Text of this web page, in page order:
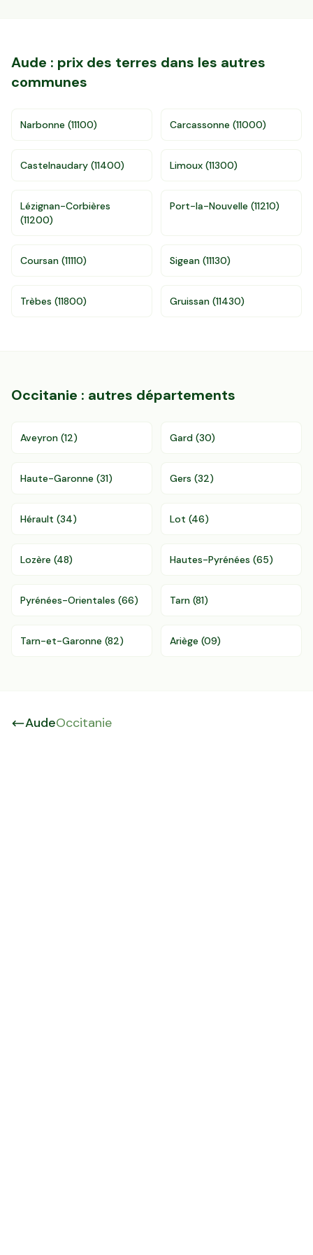
Aude : prix des terres dans les autres
communes
Narbonne (11100) Carcassonne (11000)
Castelnaudary (11400) Limoux (11300)
Lézignan-Corbières
(11200)
Port-la-Nouvelle (11210)
Coursan (11110) Sigean (11130)
Trèbes (11800) Gruissan (11430)
Occitanie : autres départements
Aveyron (12) Gard (30)
Haute-Garonne (31) Gers (32)
Hérault (34) Lot (46)
Lozère (48) Hautes-Pyrénées (65)
Pyrénées-Orientales (66) Tarn (81)
Tarn-et-Garonne (82) Ariège (09)
AudeOccitanie